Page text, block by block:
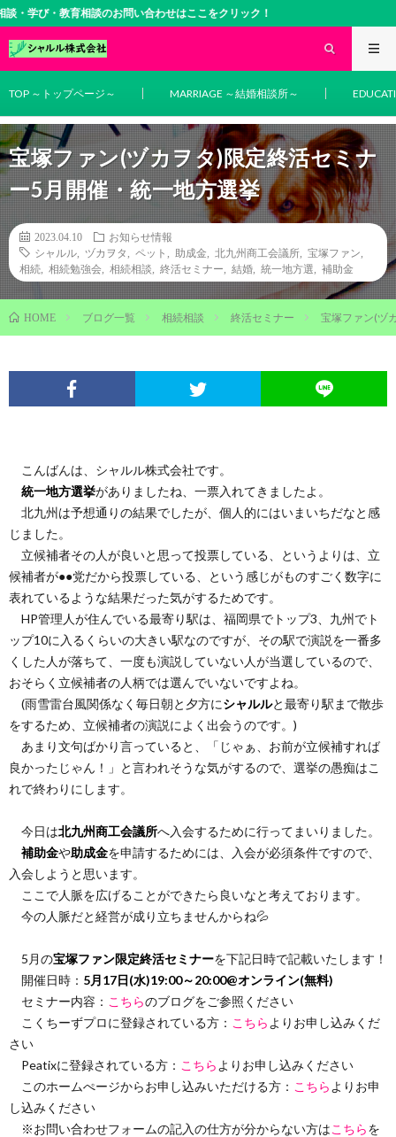
育相談のお問い合わせはここをクリック！
TOP ～トップページ～ MARRIAGE ～結婚相談所～
宝塚ファン(ヅカヲタ)限定終活セミナ
ー5月開催・統一地方選挙
2023.04.10
お知らせ情報
シャルル
ヅカヲタ ペット 助成金 北九州商工会議所 宝塚ファン
相続
相続勉強会 相続相談 終活セミナー 結婚 統一地方選 補助金
HOME ブログ一覧 相続相談 終活セミナー 宝塚ファン(ヅ
こんばんは、シャルル株式会社です。
統一地方選挙がありましたね、一票入れてきましたよ。
北九州は予想通りの結果でしたが、個人的にはいまいちだなと感
じました。
立候補者その人が良いと思って投票している、というよりは、立
候補者が●●党だから投票している、という感じがものすごく数字に
表れているような結果だった気がするためです。
HP管理人が住んでいる最寄り駅は、福岡県でトップ3、九州でト
ップ10に入るくらいの大きい駅なのですが、その駅で演説を一番多
くした人が落ちて、一度も演説していない人が当選しているので、
おそらく立候補者の人柄では選んでいないですよね。
(雨雪雷台風関係なく毎日朝と夕方にシャルルと最寄り駅まで散歩
をするため、立候補者の演説によく出会うのです。)
あまり文句ばかり言っていると、「じゃぁ、お前が立候補すれば
良かったじゃん！」と言われそうな気がするので、選挙の愚痴はこ
れで終わりにします。
今日は北九州商工会議所へ入会するために行ってまいりました。
補助金や助成金を申請するためには、入会が必須条件ですので、
入会しようと思います。
ここで人脈を広げることができたら良いなと考えております。
今の人脈だと経営が成り立ちませんからね💦
5月の宝塚ファン限定終活セミナーを下記日時で記載いたします！
開催日時： 5月17日(水)19:00～20:00@オンライン(無料)
セミナー内容： こちらのブログをご参照ください
こくちーずプロに登録されている方： こちら よりお申し込みくだ
さい
Peatixに登録されている方： こちら よりお申し込みください
このホームぺージからお申し込みいただける方： こちら よりお申
し込みください
※お問い合わせフォームの記入の仕方が分からない方はこちらを